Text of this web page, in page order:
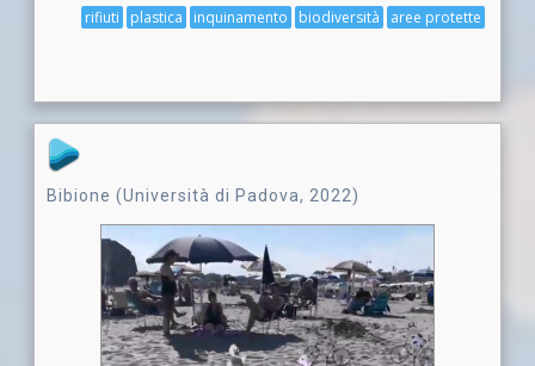
aree protette
biodiversità
inquinamento
plastica
rifiuti
Bibione (Università di Padova, 2022)